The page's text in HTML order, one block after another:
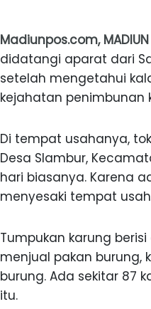
Madiunpos.com,
didatangi aparat dari
setelah mengetahui
kejahatan penimbunan
Di tempat usahanya,
Desa Slambur,
hari biasanya. Karena
menyesaki tempat
Tumpukan karung
menjual pakan burung,
burung. Ada sekitar 87
itu.